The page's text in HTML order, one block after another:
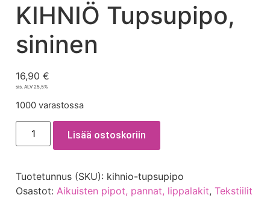
KIHNIÖ Tupsupipo,
sininen
16,90 €
sis. ALV 25,5%
1000 varastossa
Lisää ostoskoriin
Tuotetunnus (SKU): kihnio-tupsupipo
Osastot: Aikuisten pipot, pannat, lippalakit, Tekstiilit